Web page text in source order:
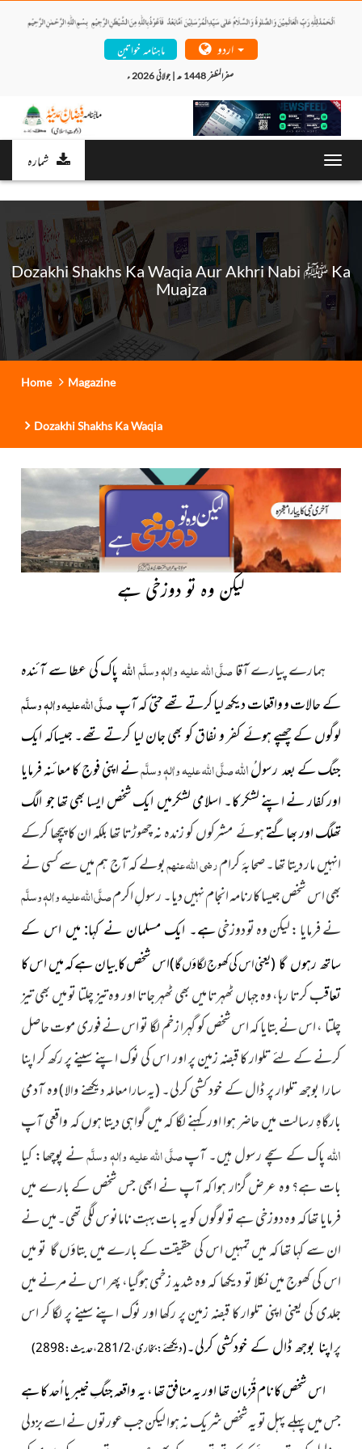
ماہنامہ خواتین
شمارہ
Dozakhi Shakhs Ka Waqia Aur Akhri Nabi ﷺ Ka
Muajza
Home Magazine
Dozakhi Shakhs Ka Waqia
لیکن وہ تو دوزخی ہے
ہمارے پیارے آقاصلَّی اللہ علیہ واٰلہٖ وسلَّماللہپاک کی عطا سے آئندہ
کے حالات و واقعات دیکھ لیا کرتے تھے حتی کہ آپصلَّی اللہ علیہ واٰلہٖ وسلَّم
لوگوں کے چھپے ہوئے کفر و نفاق کو بھی جان لیا کرتے تھے۔ جیساکہ ایک
جنگ کے بعد رسولُاللہصلَّی اللہ علیہ واٰلہٖ وسلَّمنے اپنی فوج کا معائنہ فرمایا
اور کفار نے اپنے لشکر کا۔ اسلامی لشکرمیں ایک شخص ایسا بھی تھا جو الگ
تھلگ اور بھاگتےہوئے مشرکوں کو زندہ نہ چھوڑتا تھا بلکہ ان کا پیچھا کرکے
انہیں مار دیتا تھا۔ صحابۂ کرامرضی اللہ عنہمبولے کہ آج ہم میں سے کسی نے
بھی اس شخص جیسا کارنامہ انجام نہیں دیا۔ رسولِ اکرمصلَّی اللہ علیہ واٰلہٖ وسلَّم
نے فرمایا : لیکن وہ تو دوزخیہے۔ ایک مسلمان نے کہا: میں اس کے
ساتھ رہوں گا (یعنی اس کی کھوج لگاؤں گا)اس شخص کا بیان ہے کہ میں اس کا
تعاقب کرتا رہا، وہ جہاں ٹھہرتا میں بھی ٹھہر جاتا اور وہ تیز چلتا تو میں بھی تیز
چلتا ، اس نے بتایا کہ اس شخص کو گہرا زخم لگا تو اس نے فوری موت حاصل
کرنے کے لئے تلوار کا قبضہ زمین پر اور اس کی نوک اپنے سینے پر رکھ کر اپنا
سارا بوجھ تلوار پر ڈال کے خود کشی کرلی۔(یہ سارا معاملہ دیکھنے والا )وہ آدمی
بارگاہِ رسالت میں حاضر ہوا اور کہنے لگا کہ میں گواہی دیتا ہوں کہ واقعی آپ
اللہپاک کے سچے رسول ہیں۔ آپصلَّی اللہ علیہ واٰلہٖ وسلَّمنے پوچھا: کیا
بات ہے؟ وہ عرض گزار ہوا کہ آپ نے ابھی جس شخص کے بارے میں
فرمایا تھا کہ وہ دوزخی ہے تو لوگوں کو یہ بات بہت نامانوس لگی تھی۔ میں نے
ان سے کہا تھا کہ میں تمہیں اس کی حقیقت کے بارے میں بتاؤں گا تو میں
اس کی کھوج میں نکلا تو دیکھا کہ وہ شدید زخمی ہوگیا، پھر اس نے مرنے میں
جلدی کی یعنی اپنی تلوار کا قبضہ زمین پر رکھا اور نوک اپنے سینے پر لگا کر اس
پراپنا بوجھ ڈال کے خودکشی کرلی۔(دیکھئے: بخاری، 2 / 281، حدیث: 2898)
اس شخص کا نام قُزمان تھا اور یہ منافق تھا ، یہ واقعہ جنگِ خیبریا اُحد کا ہے
جس میں پہلے پہل تو یہ شخص شریک نہ ہوا لیکن جب عورتوں نے اسے بزدلی